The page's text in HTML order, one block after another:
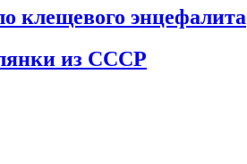
клещевого энцефалита
из СССР